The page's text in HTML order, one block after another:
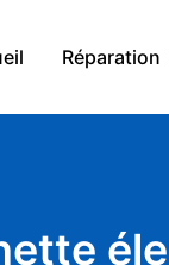
Réparation